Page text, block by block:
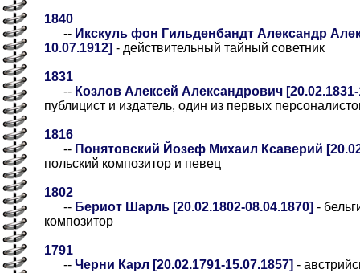
1840
-- Икскуль фон Гильденбандт Александр
10.07.1912] - действительный тайный советник
1831
-- Козлов Алексей Александрович [20.02.1831-
публицист и издатель, один из первых
1816
-- Понятовский Йозеф Михаил Ксаверий
польский композитор и певец
1802
-- Бериот Шарль [20.02.1802-08.04.1870] -
композитор
1791
-- Черни Карл [20.02.1791-15.07.1857] -